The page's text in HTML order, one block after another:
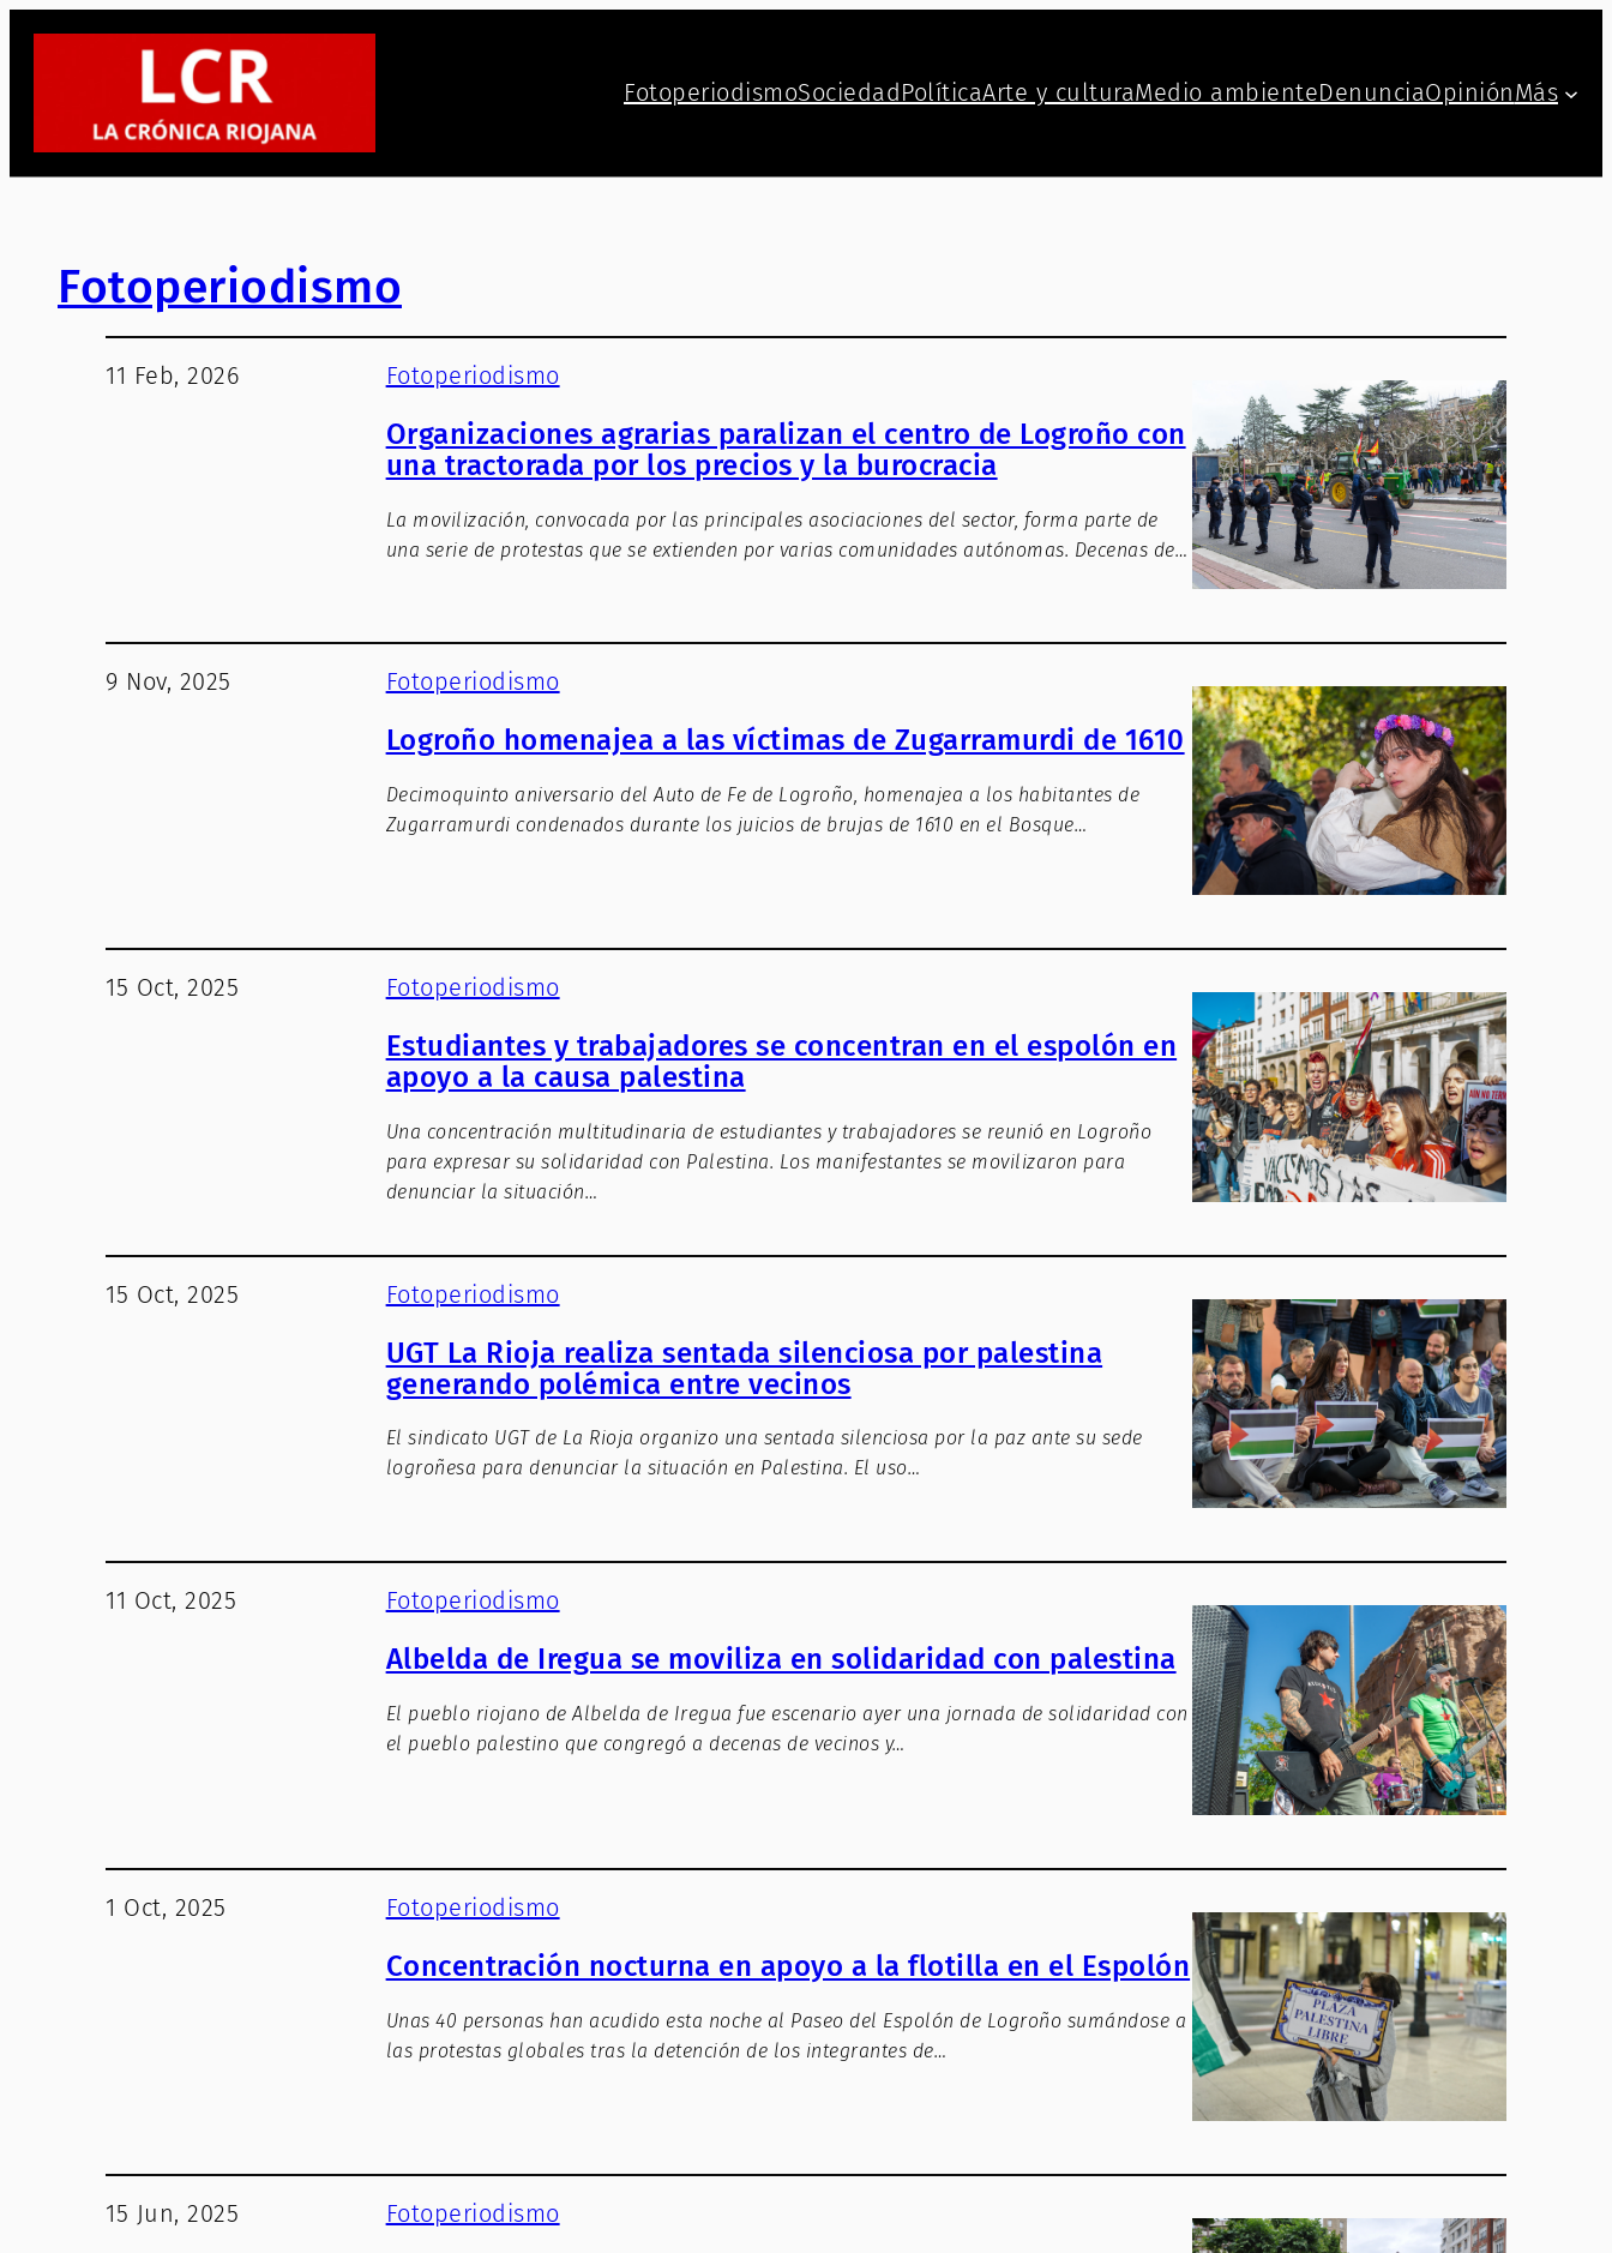
FotoperiodismoSociedadPolíticaArte y culturaMedio ambienteDenunciaOpiniónMás
Fotoperiodismo
11 Feb, 2026 Fotoperiodismo
Organizaciones agrarias paralizan el centro de Logroño con
una tractorada por los precios y la burocracia
La movilización, convocada por las principales asociaciones del sector, forma parte de
una serie de protestas que se extienden por varias comunidades autónomas. Decenas de…
9 Nov, 2025 Fotoperiodismo
Logroño homenajea a las víctimas de Zugarramurdi de 1610
Decimoquinto aniversario del Auto de Fe de Logroño, homenajea a los habitantes de
Zugarramurdi condenados durante los juicios de brujas de 1610 en el Bosque…
15 Oct, 2025 Fotoperiodismo
Estudiantes y trabajadores se concentran en el espolón en
apoyo a la causa palestina
Una concentración multitudinaria de estudiantes y trabajadores se reunió en Logroño
para expresar su solidaridad con Palestina. Los manifestantes se movilizaron para
denunciar la situación…
15 Oct, 2025 Fotoperiodismo
UGT La Rioja realiza sentada silenciosa por palestina
generando polémica entre vecinos
El sindicato UGT de La Rioja organizo una sentada silenciosa por la paz ante su sede
logroñesa para denunciar la situación en Palestina. El uso…
11 Oct, 2025 Fotoperiodismo
Albelda de Iregua se moviliza en solidaridad con palestina
El pueblo riojano de Albelda de Iregua fue escenario ayer una jornada de solidaridad con
el pueblo palestino que congregó a decenas de vecinos y…
1 Oct, 2025 Fotoperiodismo
Concentración nocturna en apoyo a la flotilla en el Espolón
Unas 40 personas han acudido esta noche al Paseo del Espolón de Logroño sumándose a
las protestas globales tras la detención de los integrantes de…
15 Jun, 2025 Fotoperiodismo